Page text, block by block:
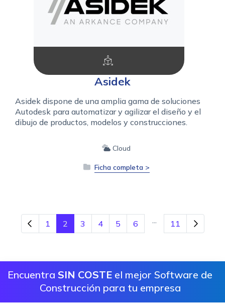
Asidek
Asidek dispone de una amplia gama de soluciones
Autodesk para automatizar y agilizar el diseño y el
dibujo de productos, modelos y construcciones.
Cloud
Ficha completa >
1 2 3 4 5 6 11
Encuentra SIN COSTE el mejor Software de
Construcción para tu empresa